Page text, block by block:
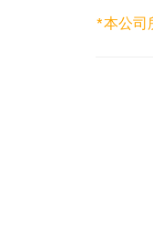
*本公司